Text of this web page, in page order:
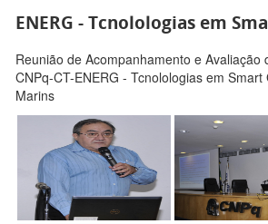
ENERG - Tcnolologias em
Reunião de Acompanhamento e Avaliação
CNPq-CT-ENERG - Tcnolologias em
Marins